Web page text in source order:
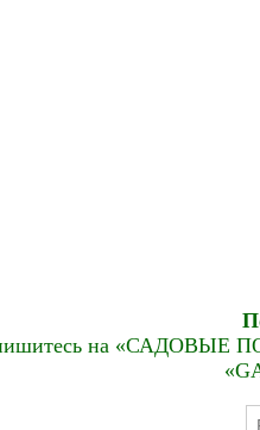
на «САДОВЫЕ